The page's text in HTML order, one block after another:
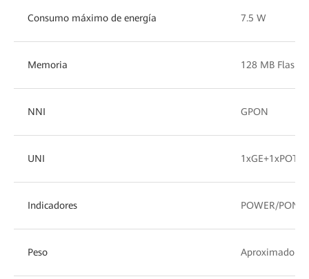
Consumo máximo de energía 7.5 W
Memoria 128 MB Flash,
NNI GPON
UNI
Indicadores POWER/PON/
Peso Aproximado